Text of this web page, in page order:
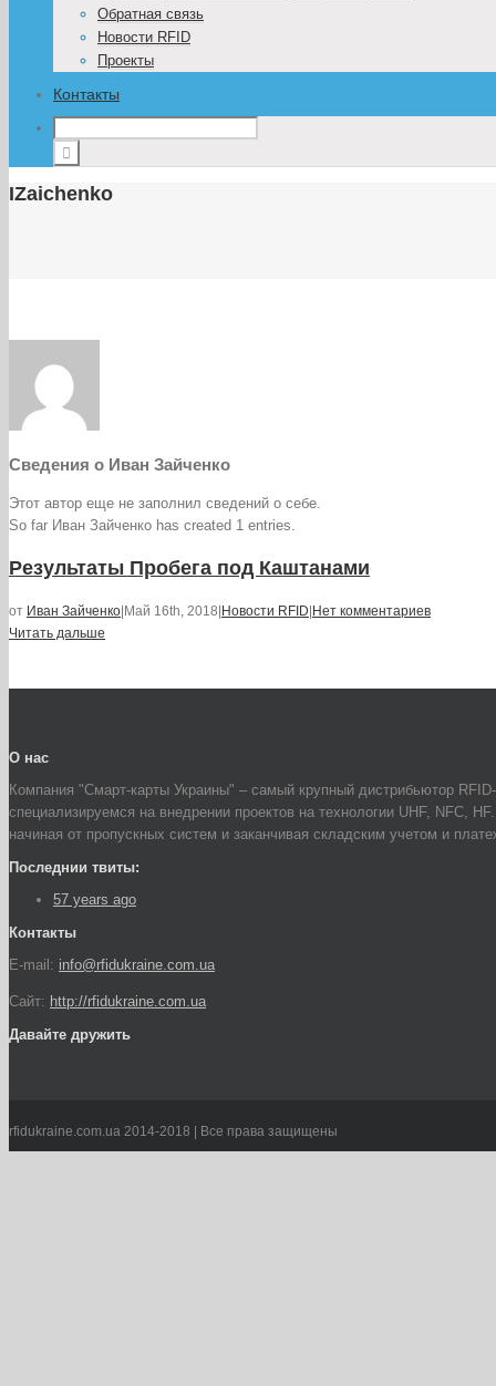
Обратная связь
Новости RFID
Проекты
Контакты
IZaichenko
Сведения о Иван Зайченко
Этот автор еще не заполнил сведений о себе.
So far Иван Зайченко has created 1 entries.
Результаты Пробега под Каштанами
от Иван Зайченко Май 16th, 2018 Новости RFID Нет комментариев
Читать дальше
О нас
Компания "Смарт-карты Украины" – самый крупный дистрибьютор
специализируемся на внедрении проектов на технологии UHF, NFC,
начиная от пропускных систем и заканчивая складским учетом и
Последнии твиты:
57 years ago
Контакты
E-mail: info@rfidukraine.com.ua
Сайт: http://rfidukraine.com.ua
Давайте дружить
rfidukraine.com.ua 2014-2018 | Все права защищены